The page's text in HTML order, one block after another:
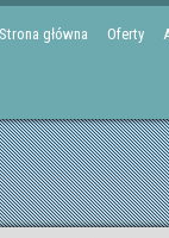
Strona główna Oferty